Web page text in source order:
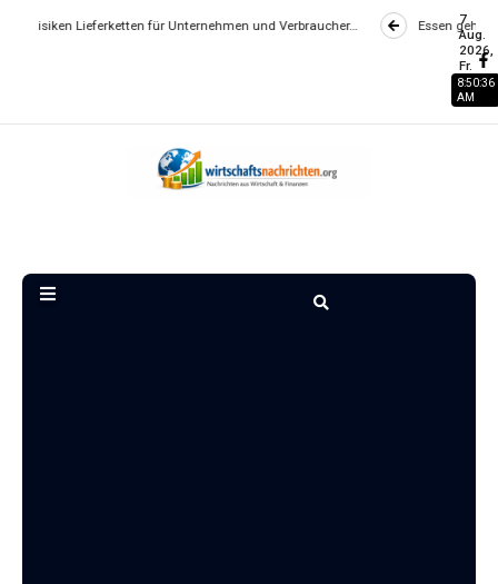
für Unternehmen und Verbraucher… Essen gehen wird zum
7
Aug.
2026,
Fr.
8:50:37
AM